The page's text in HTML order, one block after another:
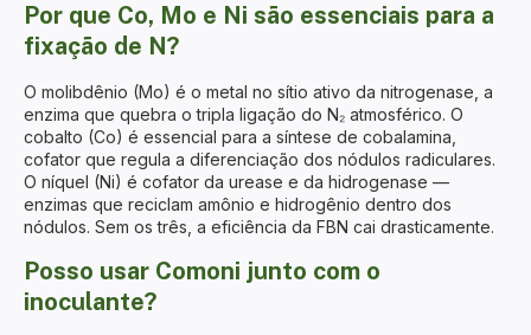
Por que Co, Mo e Ni são essenciais para a
fixação de N?
O molibdênio (Mo) é o metal no sítio ativo da nitrogenase, a
enzima que quebra o tripla ligação do N₂ atmosférico. O
cobalto (Co) é essencial para a síntese de cobalamina,
cofator que regula a diferenciação dos nódulos radiculares.
O níquel (Ni) é cofator da urease e da hidrogenase —
enzimas que reciclam amônio e hidrogênio dentro dos
nódulos. Sem os três, a eficiência da FBN cai drasticamente.
Posso usar Comoni junto com o
inoculante?